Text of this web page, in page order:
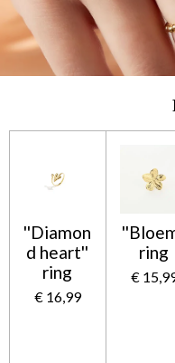
''Diamon
d heart''
ring
€ 16,99
ring
€